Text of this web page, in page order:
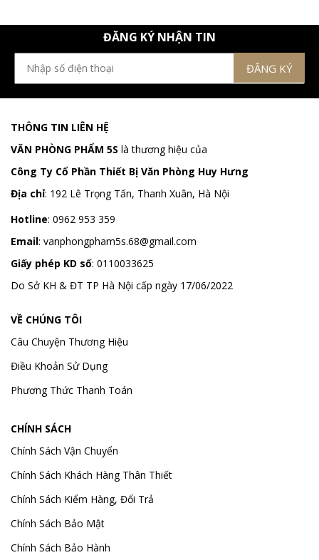
ĐĂNG KÝ NHẬN TIN
THÔNG TIN LIÊN HỆ
VĂN PHÒNG PHẨM 5S là thương hiệu của
Công Ty Cổ Phần Thiết Bị Văn Phòng Huy Hưng
Địa chỉ: 192 Lê Trọng Tấn, Thanh Xuân, Hà Nội
Hotline: 0962 953 359
Email: vanphongpham5s.68@gmail.com
Giấy phép KD số: 0110033625
Do Sở KH & ĐT TP Hà Nội cấp ngày 17/06/2022
VỀ CHÚNG TÔI
Câu Chuyện Thương Hiệu
Điều Khoản Sử Dụng
Phương Thức Thanh Toán
CHÍNH SÁCH
Chính Sách Vận Chuyển
Chính Sách Khách Hàng Thân Thiết
Chính Sách Kiểm Hàng, Đổi Trả
Chính Sách Bảo Mật
Chính Sách Bảo Hành